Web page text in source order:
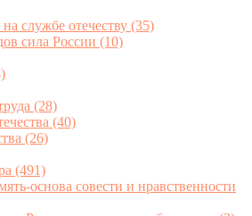
службе отечеству (35)
сила России (10)
(28)
(40)
(26)
(491)
основа совести и нравственности